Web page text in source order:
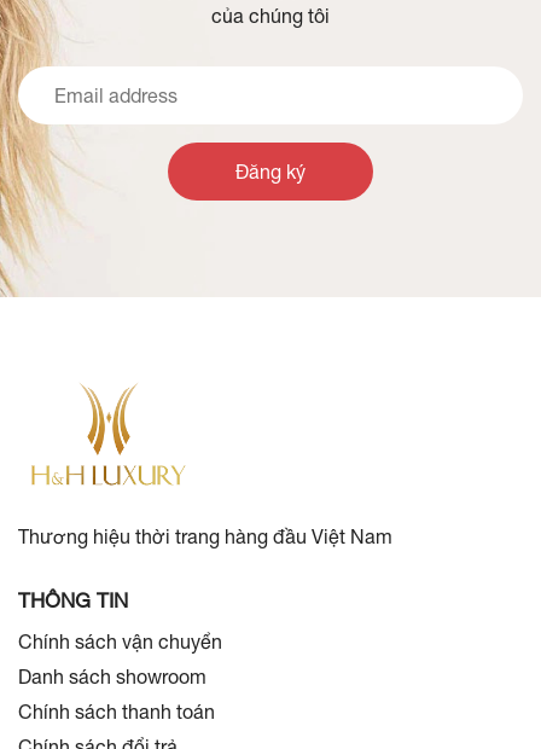
của chúng tôi
Đăng ký
Thương hiệu thời trang hàng đầu Việt Nam
THÔNG TIN
Chính sách vận chuyển
Danh sách showroom
Chính sách thanh toán